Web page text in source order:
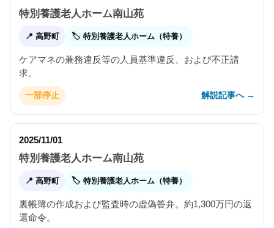
特別養護老人ホーム南山苑
📍 高野町 🏷 特別養護老人ホーム（特養）
ケアマネの兼務違反等の人員基準違反、および不正請
求。
一部停止 解説記事へ →
2025/11/01
特別養護老人ホーム南山苑
📍 高野町 🏷 特別養護老人ホーム（特養）
裏帳簿の作成および監査時の虚偽答弁。約1,300万円の返
還命令。